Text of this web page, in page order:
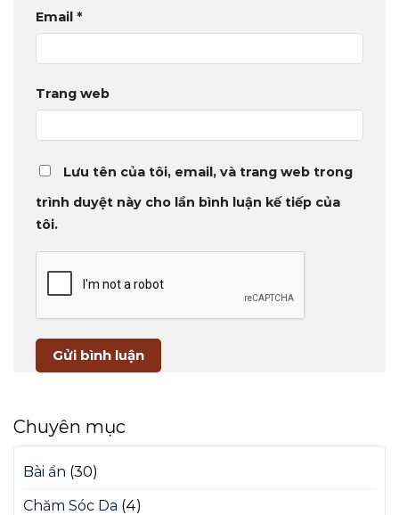
Email *
Trang web
Lưu tên của tôi, email, và trang web trong
trình duyệt này cho lần bình luận kế tiếp của
tôi.
Chuyên mục
Bài ẩn (30)
Chăm Sóc Da (4)